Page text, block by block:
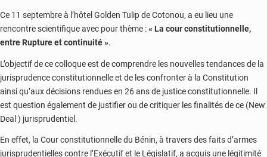
Ce 11 septembre à l’hôtel Golden Tulip de Cotonou, a eu lieu une
rencontre scientifique avec pour thème :« La cour constitutionnelle,
entre Rupture et continuité ».
L’objectif de ce colloque est de comprendre les nouvelles tendances de la
jurisprudence constitutionnelle et de les confronter à la Constitution
ainsi qu’aux décisions rendues en 26 ans de justice constitutionnelle. Il
est question également de justifier ou de critiquer les finalités de ce (New
Deal ) jurisprudentiel.
En effet, la Cour constitutionnelle du Bénin, à travers des faits d’armes
jurisprudentielles contre l’Exécutif et le Législatif, a acquis une légitimité